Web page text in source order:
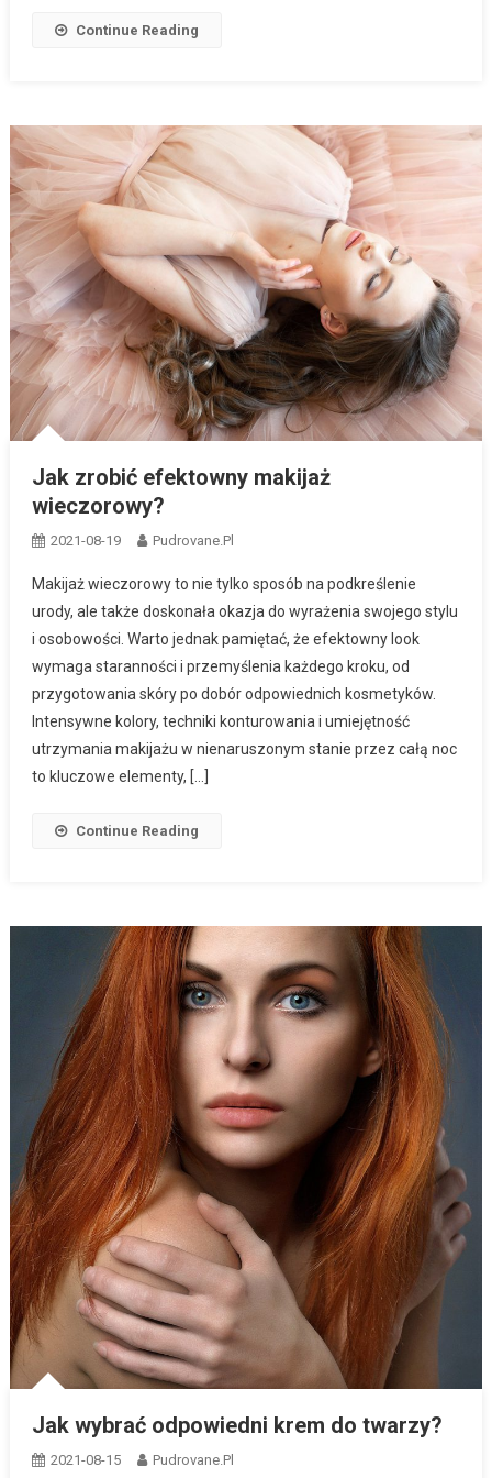
Continue Reading
Jak zrobić efektowny makijaż
wieczorowy?
2021-08-19 Pudrovane.pl
Makijaż wieczorowy to nie tylko sposób na podkreślenie
urody, ale także doskonała okazja do wyrażenia swojego stylu
i osobowości. Warto jednak pamiętać, że efektowny look
wymaga staranności i przemyślenia każdego kroku, od
przygotowania skóry po dobór odpowiednich kosmetyków.
Intensywne kolory, techniki konturowania i umiejętność
utrzymania makijażu w nienaruszonym stanie przez całą noc
to kluczowe elementy, […]
Continue Reading
Jak wybrać odpowiedni krem do twarzy?
2021-08-15 Pudrovane.pl